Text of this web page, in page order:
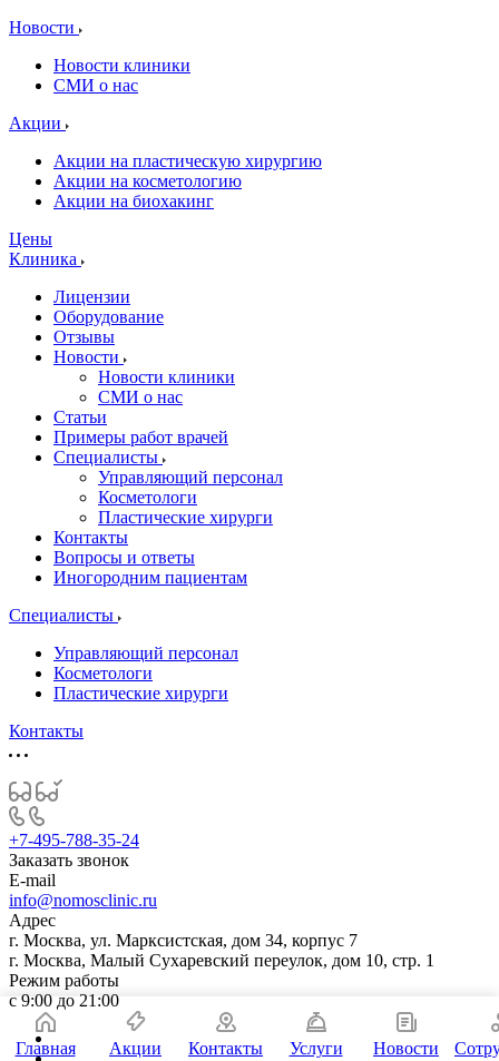
Новости
Новости клиники
СМИ о нас
Акции
Акции на пластическую хирургию
Акции на косметологию
Акции на биохакинг
Цены
Клиника
Лицензии
Оборудование
Отзывы
Новости
Новости клиники
СМИ о нас
Статьи
Примеры работ врачей
Специалисты
Управляющий персонал
Косметологи
Пластические хирурги
Контакты
Вопросы и ответы
Иногородним пациентам
Специалисты
Управляющий персонал
Косметологи
Пластические хирурги
Контакты
+7-495-788-35-24
Заказать звонок
E-mail
info@nomosclinic.ru
Адрес
г. Москва, ул. Марксистская, дом 34, корпус 7
г. Москва, Малый Сухаревский переулок, дом 10, стр. 1
Режим работы
с 9:00 до 21:00
Главная Акции Контакты Услуги Новости